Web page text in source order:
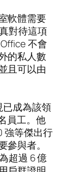
軟體需要
對待這項
不會
的私人數
且可以由
已成為該領
員工。他
強等傑出行
與者。
超過 6 億